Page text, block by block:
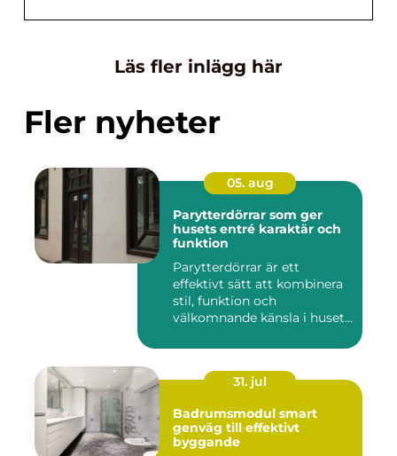
Läs fler inlägg här
Fler nyheter
05. aug
Parytterdörrar som ger
husets entré karaktär och
funktion
Parytterdörrar är ett
effektivt sätt att kombinera
stil, funktion och
välkomnande känsla i husets
31. jul
Badrumsmodul smart
genväg till effektivt
byggande